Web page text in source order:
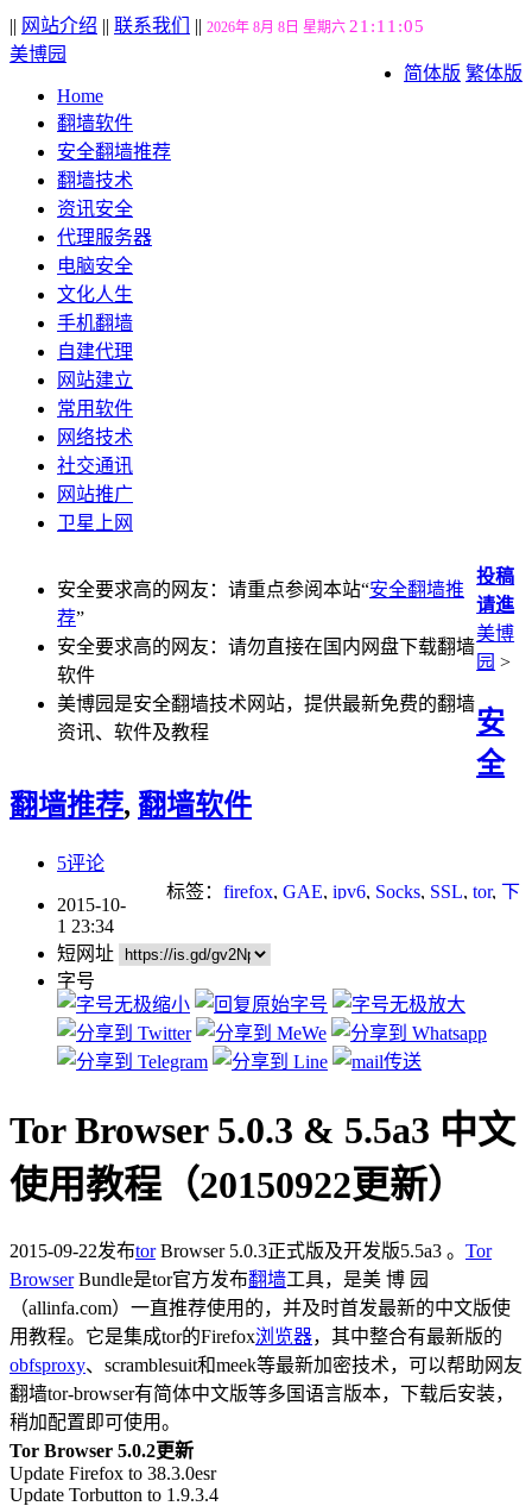
|| 网站介绍 || 联系我们 || 2026年 8月 8日 星期六 21:11:06
简体版 繁体版
美博园
Home
翻墙软件
安全翻墙推荐
翻墙技术
资讯安全
代理服务器
电脑安全
文化人生
手机翻墙
自建代理
网站建立
常用软件
网络技术
社交通讯
网站推广
卫星上网
安全要求高的网友：请重点参阅本站“安全翻墙推
荐”
安全要求高的网友：请勿直接在国内网盘下载翻墙
软件
美博园是安全翻墙技术网站，提供最新免费的翻墙
资讯、软件及教程
投稿
请進
美博
园 >
安
全
翻墙推荐, 翻墙软件
5评论
标签： firefox, GAE, ipv6, Socks, SSL, tor, 下
自由门,防火墙
2015-10-
1 23:34
短网址
字号
Tor Browser 5.0.3 & 5.5a3 中文
使用教程（20150922更新）
2015-09-22发布torBrowser 5.0.3正式版及开发版5.5a3 。 Tor
BrowserBundle是tor官方发布翻墙工具，是美 博 园
（allinfa.com）一直推荐使用的，并及时首发最新的中文版使
用教程。它是集成tor的Firefox浏览器，其中整合有最新版的
obfsproxy、scramblesuit和meek等最新加密技术，可以帮助网友
翻墙tor-browser有简体中文版等多国语言版本，下载后安装，
稍加配置即可使用。
Tor Browser 5.0.2更新
Update Firefox to 38.3.0esr
Update Torbutton to 1.9.3.4